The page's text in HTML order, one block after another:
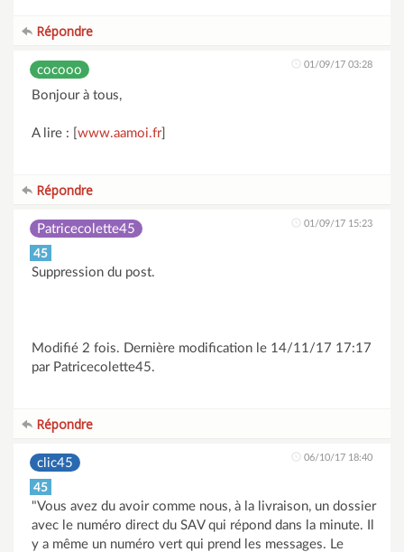
Répondre
cocooo 01/09/17 03:28
Bonjour à tous,
A lire : [ www.aamoi.fr]
Répondre
Patricecolette45 01/09/17 15:23
45
Suppression du post.
Modifié 2 fois. Dernière modification le 14/11/17 17:17
par Patricecolette45.
Répondre
clic45 06/10/17 18:40
45
"Vous avez du avoir comme nous, à la livraison, un dossier
avec le numéro direct du SAV qui répond dans la minute. Il
y a même un numéro vert qui prend les messages. Le